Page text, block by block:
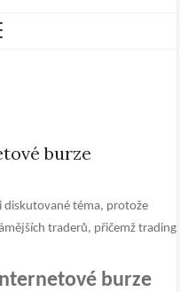
burze
diskutované téma, protože
traderů, přičemž trading
burze